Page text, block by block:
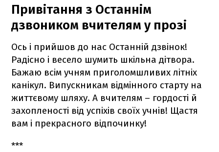
Привітання з Останнім
дзвоником вчителям у прозі
Ось і прийшов до нас Останній дзвінок!
Радісно і весело шумить шкільна дітвора.
Бажаю всім учням приголомшливих літніх
канікул. Випускникам відмінного старту на
життєвому шляху. А вчителям – гордості й
захопленості від успіхів своїх учнів! Щастя
вам і прекрасного відпочинку!
***